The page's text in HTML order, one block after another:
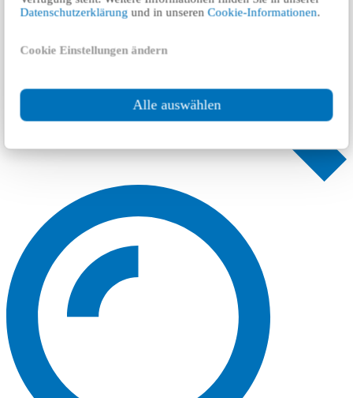
Datenschutzerklärung und in unserenCookie-Informationen.
Cookie Einstellungen ändern
Alle auswählen